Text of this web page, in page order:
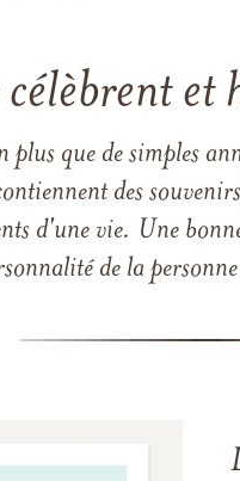
et
que de simples
des
d'une vie. Une
de la